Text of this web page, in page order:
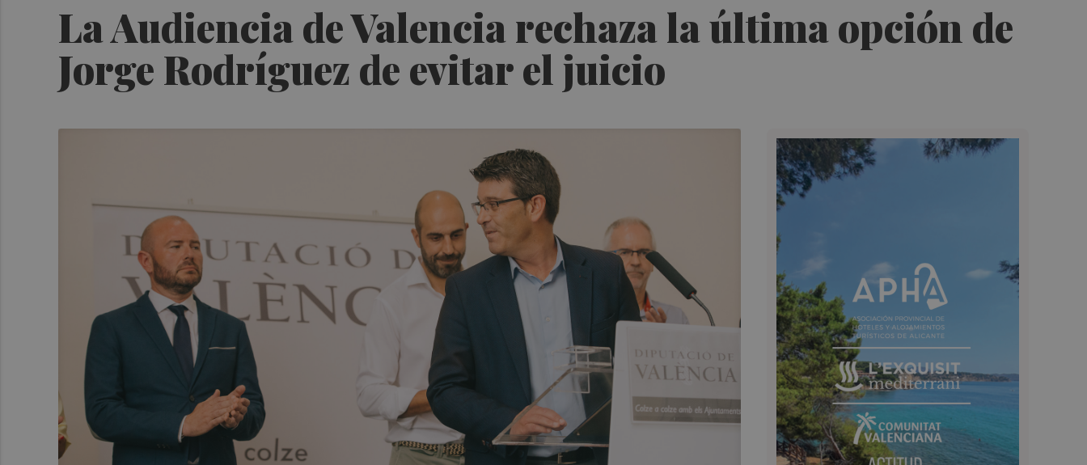
La Audiencia de Valencia rechaza la última opción de
Jorge Rodríguez de evitar el juicio